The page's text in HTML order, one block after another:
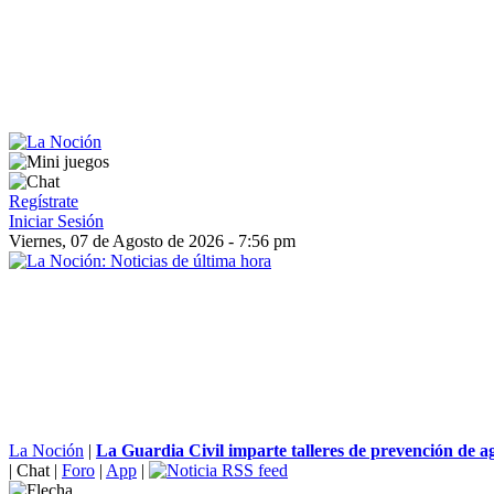
Regístrate
Iniciar Sesión
Viernes, 07 de Agosto de 2026 - 7:56 pm
La Noción | La Guardia Civil imparte talleres de prevención de
| Chat | Foro | App |